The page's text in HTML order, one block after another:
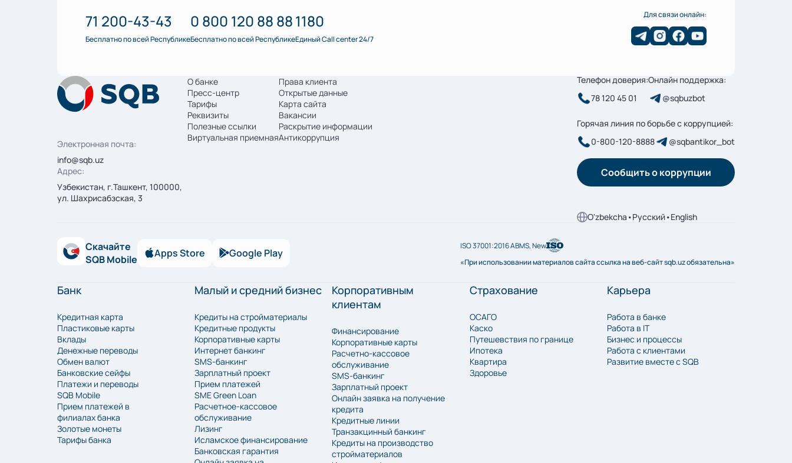
71 200-43-43
Бесплатно по всей Республике
0 800 120 88 88
Бесплатно по всей Республике
1180
Единый Call center 24/7
Для связи онлайн:
Электронная почта:
info@sqb.uz
Адрес:
Узбекистан, г.Ташкент, 100000,
ул. Шахрисабзская, 3
О банке
Пресс-центр
Тарифы
Реквизиты
Полезные ссылки
Виртуальная приемная
Права клиента
Открытые данные
Карта сайта
Вакансии
Раскрытие информации
Антикоррупция
Телефон доверия:
78 120 45 01
Онлайн поддержка:
@sqbuzbot
Горячая линия по борьбе с коррупцией:
0-800-120-8888
@sqbantikor_bot
Сообщить о коррупции
O'zbekcha •Русский•English
Скачайте
SQB Mobile
Apps Store Google Play
ISO 37001:2016 ABMS, New
«При использовании материалов сайта ссылка на веб-сайт sqb.uz обязательна»
Банк
Кредитная карта
Пластиковые карты
Вклады
Денежные переводы
Обмен валют
Банковские сейфы
Платежи и переводы
SQB Mobile
Прием платежей в
филиалах банка
Золотые монеты
Тарифы банка
Малый и средний бизнес
Кредиты на стройматериалы
Кредитные продукты
Корпоративные карты
Интернет банкинг
SMS-банкинг
Зарплатный проект
Прием платежей
SME Green Loan
Расчетное-кассовое
обслуживание
Лизинг
Исламское финансирование
Банковская гарантия
Корпоративным
клиентам
Финансирование
Корпоративные карты
Расчетно-кассовое
обслуживание
SMS-банкинг
Зарплатный проект
Онлайн заявка на получение
кредита
Кредитные линии
Транзакцинный банкинг
Кредиты на производство
стройматериалов
Страхование
ОСАГО
Каско
Путешевствия по границе
Ипотека
Квартира
Здоровье
Карьера
Работа в банке
Работа в IT
Бизнес и процессы
Работа с клиентами
Развитие вместе с SQB